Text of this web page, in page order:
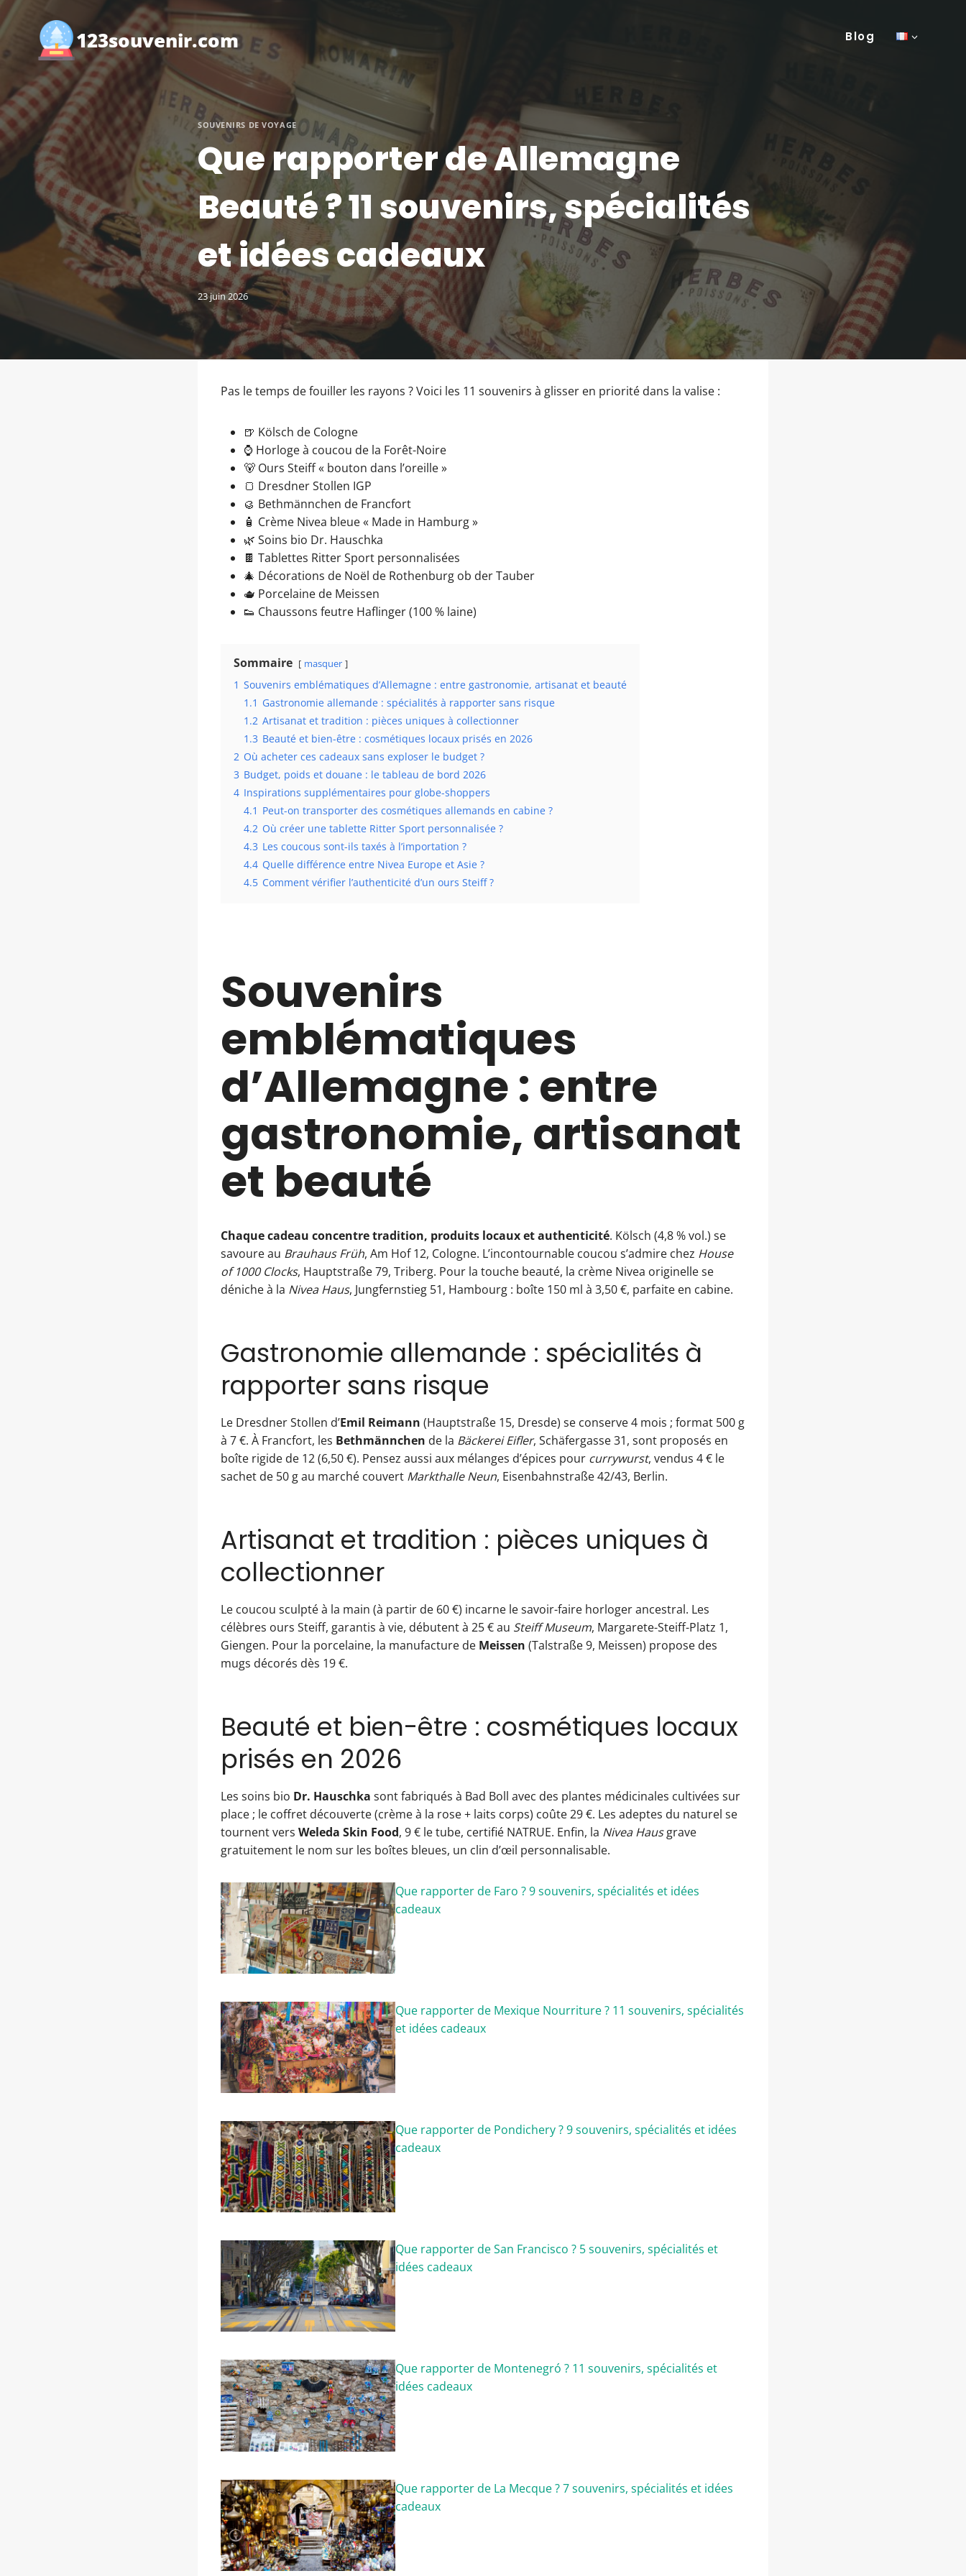
Aller
au
contenu
123souvenir.com Blog
SOUVENIRS DE VOYAGE
Que rapporter de Allemagne
Beauté ? 11 souvenirs, spécialités
et idées cadeaux
23 juin 2026
Pas le temps de fouiller les rayons ? Voici les 11 souvenirs à glisser en priorité dans la valise :
🍺 Kölsch de Cologne
⌚ Horloge à coucou de la Forêt-Noire
🐻 Ours Steiff « bouton dans l’oreille »
🍞 Dresdner Stollen IGP
🥮 Bethmännchen de Francfort
🧴 Crème Nivea bleue « Made in Hamburg »
🌿 Soins bio Dr. Hauschka
🍫 Tablettes Ritter Sport personnalisées
🎄 Décorations de Noël de Rothenburg ob der Tauber
🫖 Porcelaine de Meissen
👟 Chaussons feutre Haflinger (100 % laine)
Sommaire masquer
1 Souvenirs emblématiques d’Allemagne : entre gastronomie, artisanat et beauté
1.1 Gastronomie allemande : spécialités à rapporter sans risque
1.2 Artisanat et tradition : pièces uniques à collectionner
1.3 Beauté et bien-être : cosmétiques locaux prisés en 2026
2 Où acheter ces cadeaux sans exploser le budget ?
3 Budget, poids et douane : le tableau de bord 2026
4 Inspirations supplémentaires pour globe-shoppers
4.1 Peut-on transporter des cosmétiques allemands en cabine ?
4.2 Où créer une tablette Ritter Sport personnalisée ?
4.3 Les coucous sont-ils taxés à l’importation ?
4.4 Quelle différence entre Nivea Europe et Asie ?
4.5 Comment vérifier l’authenticité d’un ours Steiff ?
Souvenirs
emblématiques
d’Allemagne : entre
gastronomie, artisanat
et beauté
Chaque cadeau concentre tradition, produits locaux et authenticité. Kölsch (4,8 % vol.) se
savoure au Brauhaus Früh, Am Hof 12, Cologne. L’incontournable coucou s’admire chez House
of 1000 Clocks, Hauptstraße 79, Triberg. Pour la touche beauté, la crème Nivea originelle se
déniche à la Nivea Haus, Jungfernstieg 51, Hambourg : boîte 150 ml à 3,50 €, parfaite en cabine.
Gastronomie allemande : spécialités à
rapporter sans risque
Le Dresdner Stollen d’Emil Reimann (Hauptstraße 15, Dresde) se conserve 4 mois ; format 500 g
à 7 €. À Francfort, les Bethmännchen de la Bäckerei Eifler, Schäfergasse 31, sont proposés en
boîte rigide de 12 (6,50 €). Pensez aussi aux mélanges d’épices pour currywurst, vendus 4 € le
sachet de 50 g au marché couvert Markthalle Neun, Eisenbahnstraße 42/43, Berlin.
Artisanat et tradition : pièces uniques à
collectionner
Le coucou sculpté à la main (à partir de 60 €) incarne le savoir-faire horloger ancestral. Les
célèbres ours Steiff, garantis à vie, débutent à 25 € au Steiff Museum, Margarete-Steiff-Platz 1,
Giengen. Pour la porcelaine, la manufacture de Meissen (Talstraße 9, Meissen) propose des
mugs décorés dès 19 €.
Beauté et bien-être : cosmétiques locaux
prisés en 2026
Les soins bio Dr. Hauschka sont fabriqués à Bad Boll avec des plantes médicinales cultivées sur
place ; le coffret découverte (crème à la rose + laits corps) coûte 29 €. Les adeptes du naturel se
tournent vers Weleda Skin Food, 9 € le tube, certifié NATRUE. Enfin, la Nivea Hausgrave
gratuitement le nom sur les boîtes bleues, un clin d’œil personnalisable.
Que rapporter de Faro ? 9 souvenirs, spécialités et idées
cadeaux
Que rapporter de Mexique Nourriture ? 11 souvenirs, spécialités
et idées cadeaux
Que rapporter de Pondichery ? 9 souvenirs, spécialités et idées
cadeaux
Que rapporter de San Francisco ? 5 souvenirs, spécialités et
idées cadeaux
Que rapporter de Montenegró ? 11 souvenirs, spécialités et
idées cadeaux
Que rapporter de La Mecque ? 7 souvenirs, spécialités et idées
cadeaux